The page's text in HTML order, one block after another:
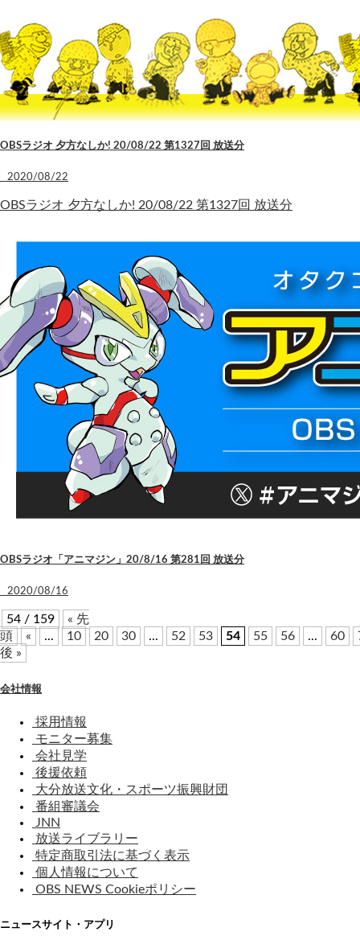
OBSラジオ 夕方なしか! 20/08/22 第1327回 放送分
2020/08/22
OBSラジオ 夕方なしか! 20/08/22 第1327回 放送分
OBSラジオ「アニマジン」20/8/16 第281回 放送分
2020/08/16
54 / 159
« 先
頭
« ... 10 20 30 ... 52 53 54 55 56 ... 60
後 »
会社情報
採用情報
モニター募集
会社見学
後援依頼
大分放送文化・スポーツ振興財団
番組審議会
JNN
放送ライブラリー
特定商取引法に基づく表示
個人情報について
OBS NEWS Cookieポリシー
ニュースサイト・アプリ